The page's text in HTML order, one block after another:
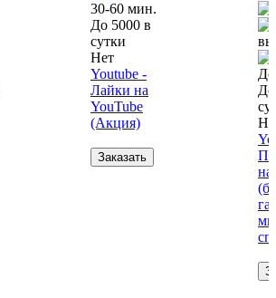
30-60 мин.
До 5000 в
сутки
Нет
Youtube -
Лайки на
YouTube
(Акция)
Заказать
До
До
на